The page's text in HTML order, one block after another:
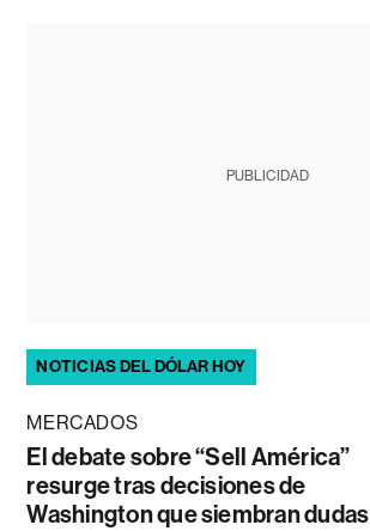
PUBLICIDAD
NOTICIAS DEL DÓLAR HOY
MERCADOS
El debate sobre “Sell América”
resurge tras decisiones de
Washington que siembran dudas